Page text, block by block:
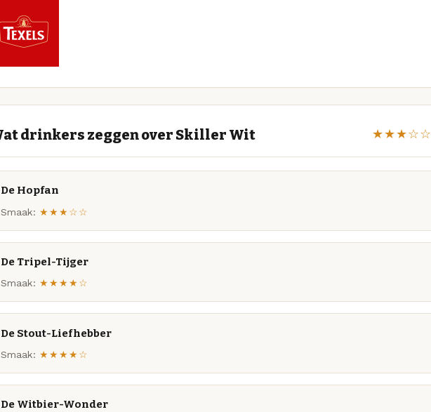
drinkers zeggen over Skiller Wit ★★★☆☆
De Hopfan
Smaak: ★★★☆☆
De Tripel-Tijger
Smaak: ★★★★☆
De Stout-Liefhebber
Smaak: ★★★★☆
De Witbier-Wonder